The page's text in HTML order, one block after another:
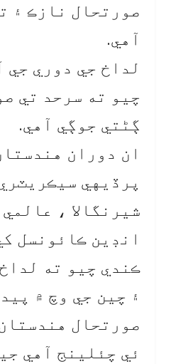
صورتحال نازڪ ۽
آهي.
لداخ جي دوري جي
چيو ته سرحد تي
ڳڻتي جوڳي آهي.
ان دوران
پرڏيهي
شيرنگالا ،
انڊين ڪائونسل
ڪندي چيو ته
۽ چين جي وچ ۾
صورتحال هندستان